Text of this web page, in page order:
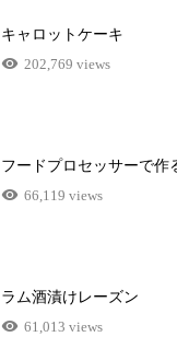
キャロットケーキ
202,769 views
フードプロセッサーで作
66,119 views
ラム酒漬けレーズン
61,013 views